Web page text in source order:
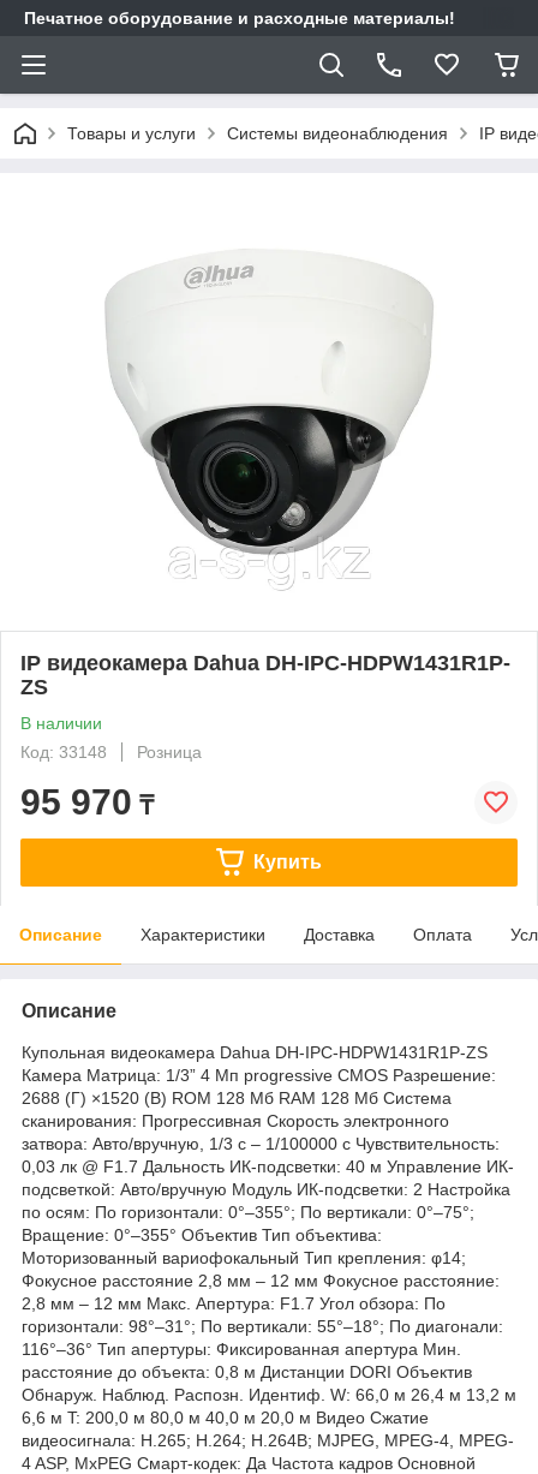
Печатное оборудование и расходные материалы!
Товары и услуги Системы видеонаблюдения IP
IP видеокамера Dahua DH-IPC-HDPW1431R1P-
ZS
В наличии
Код: 33148
Розница
95 970 ₸
Купить
Описание Характеристики Доставка Оплата
Описание
Купольная видеокамера Dahua DH-IPC-HDPW1431R1P-ZS
Камера Матрица: 1/3” 4 Мп progressive CMOS Разрешение:
2688 (Г) ×1520 (В) ROM 128 Мб RAM 128 Мб Система
сканирования: Прогрессивная Скорость электронного
затвора: Авто/вручную, 1/3 с – 1/100000 с Чувствительность:
0,03 лк @ F1.7 Дальность ИК-подсветки: 40 м Управление ИК-
подсветкой: Авто/вручную Модуль ИК-подсветки: 2 Настройка
по осям: По горизонтали: 0°–355°; По вертикали: 0°–75°;
Вращение: 0°–355° Объектив Тип объектива:
Моторизованный вариофокальный Тип крепления: φ14;
Фокусное расстояние 2,8 мм – 12 мм Фокусное расстояние:
2,8 мм – 12 мм Макс. Апертура: F1.7 Угол обзора: По
горизонтали: 98°–31°; По вертикали: 55°–18°; По диагонали:
116°–36° Тип апертуры: Фиксированная апертура Мин.
расстояние до объекта: 0,8 м Дистанции DORI Объектив
Обнаруж. Наблюд. Распозн. Идентиф. W: 66,0 м 26,4 м 13,2 м
6,6 м T: 200,0 м 80,0 м 40,0 м 20,0 м Видео Сжатие
видеосигнала: H.265; H.264; H.264B; MJPEG, MPEG-4, MPEG-
4 ASP, MxPEG Смарт-кодек: Да Частота кадров Основной